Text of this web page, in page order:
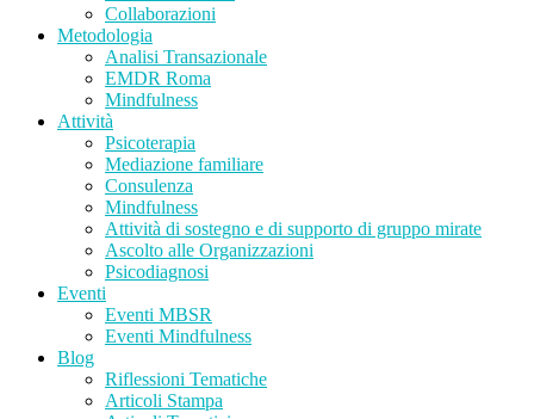
Collaborazioni
Metodologia
Analisi Transazionale
EMDR Roma
Mindfulness
Attività
Psicoterapia
Mediazione familiare
Consulenza
Mindfulness
Attività di sostegno e di supporto di gruppo mirate
Ascolto alle Organizzazioni
Psicodiagnosi
Eventi
Eventi MBSR
Eventi Mindfulness
Blog
Riflessioni Tematiche
Articoli Stampa